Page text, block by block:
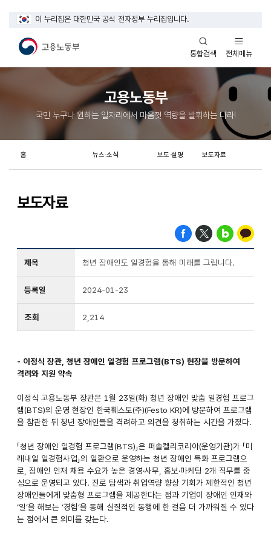
이 누리집은 대한민국 공식 전자정부 누리집입니다.
통합검색
열기
전체메뉴
열기
고용노동부
국민 누구나 원하는 일자리에서 마음껏 역량을 발휘하는 나라!
보도자료
홈 뉴스·소식 보도·설명 보도자료
제목 청년 장애인도 일경험을 통해 미래를 그립니다.
등록일 2024-01-23
조회 2,214
- 이정식 장관, 청년 장애인 일경험 프로그램(BTS) 현장을 방문하여
격려와 지원 약속
이정식 고용노동부 장관은 1월 23일(화) 청년 장애인 맞춤 일경험 프로그
램(BTS)의 운영 현장인 한국훼스토(주)(Festo KR)에 방문하여 프로그램
을 참관한 뒤 청년 장애인들을 격려하고 의견을 청취하는 시간을 가졌다.
「청년 장애인 일경험 프로그램(BTS)」은 퍼솔켈리코리아(운영기관)가 「미
래내일 일경험사업」의 일환으로 운영하는 청년 장애인 특화 프로그램으
로, 장애인 인재 채용 수요가 높은 경영·사무, 홍보·마케팅 2개 직무를 중
심으로 운영되고 있다. 진로 탐색과 취업역량 향상 기회가 제한적인 청년
장애인들에게 맞춤형 프로그램을 제공한다는 점과 기업이 장애인 인재와
‘일’을 해보는 ‘경험’을 통해 실질적인 동행에 한 걸음 더 가까워질 수 있다
는 점에서 큰 의미를 갖는다.